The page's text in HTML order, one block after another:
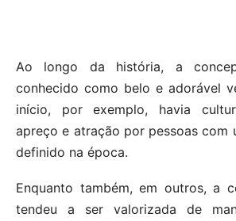
Ao longo da história, a
conhecido como belo e adorável
início, por exemplo, havia
apreço e atração por pessoas com
definido na época.
Enquanto também, em outros, a
tendeu a ser valorizada de